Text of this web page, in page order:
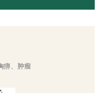
痹、肿瘤